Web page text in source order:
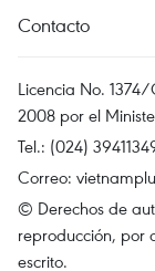
Contacto
Licencia No. 1374/
2008 por el
Tel.: (024)
Correo:
© Derechos de
reproducción, por
escrito.